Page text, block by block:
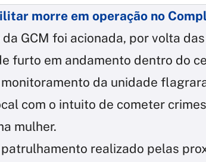
morre em operação no
da GCM foi acionada, por volta
furto em andamento dentro do
da unidade
com o intuito de cometer
mulher.
realizado pelas